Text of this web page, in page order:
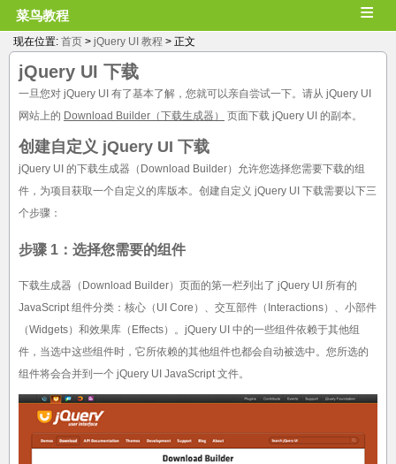
菜鸟教程 ≡
现在位置: 首页 > jQuery UI 教程 > 正文
jQuery UI 下载
一旦您对 jQuery UI 有了基本了解，您就可以亲自尝试一下。请从 jQuery UI
网站上的 Download Builder（下载生成器） 页面下载 jQuery UI 的副本。
创建自定义 jQuery UI 下载
jQuery UI 的下载生成器（Download Builder）允许您选择您需要下载的组
件，为项目获取一个自定义的库版本。创建自定义 jQuery UI 下载需要以下三
个步骤：
步骤 1：选择您需要的组件
下载生成器（Download Builder）页面的第一栏列出了 jQuery UI 所有的
JavaScript 组件分类：核心（UI Core）、交互部件（Interactions）、小部件
（Widgets）和效果库（Effects）。jQuery UI 中的一些组件依赖于其他组
件，当选中这些组件时，它所依赖的其他组件也都会自动被选中。您所选的
组件将会合并到一个 jQuery UI JavaScript 文件。